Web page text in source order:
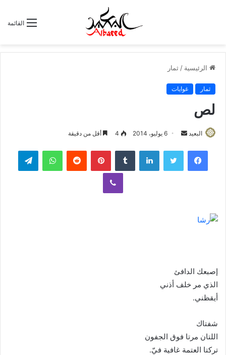
القائمة
الرئيسية / ثمار
ثمار غوايات
لص
البعيد
س
ل
ا
6 يوليو، 2014 4 أقل من دقيقة
لينكدإن بينتيريست واتساب
ڤايبر
إصبعك الدافئ
الذي مر خلف أذني
أيقظني.
شفتاك
اللتان مرتا فوق الجفون
تركتا العتمة غافية فيّ.